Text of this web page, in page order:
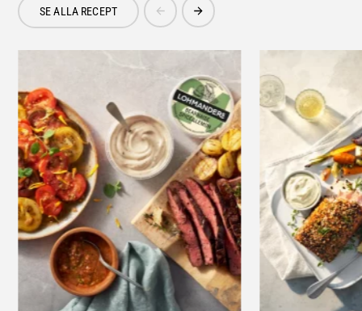
SE ALLA RECEPT